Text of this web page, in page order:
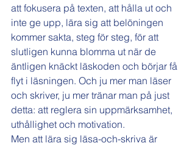
att fokusera på texten, att hålla ut och
inte ge upp, lära sig att belöningen
kommer sakta, steg för steg, för att
slutligen kunna blomma ut när de
äntligen knäckt läskoden och börjar få
flyt i läsningen. Och ju mer man läser
och skriver, ju mer tränar man på just
detta: att reglera sin uppmärksamhet,
uthållighet och motivation.
Men att lära sig läsa-och-skriva är